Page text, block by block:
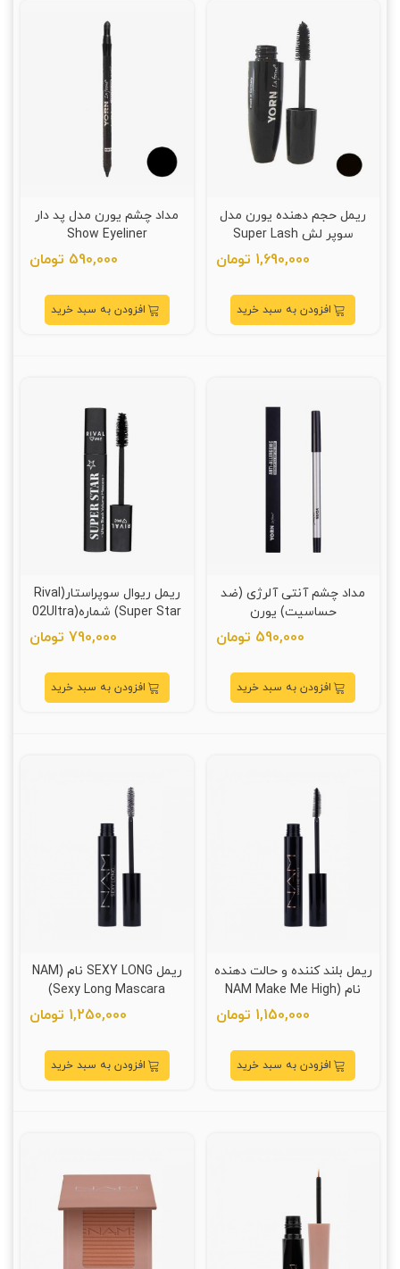
ریمل حجم دهنده یورن مدل
سوپر لش Super Lash
1,690,000 تومان
افزودن به سبد خرید
مداد چشم یورن مدل پد دار
Show Eyeliner
590,000 تومان
افزودن به سبد خرید
مداد چشم آنتی آلرژی (ضد
حساسیت) یورن
590,000 تومان
افزودن به سبد خرید
ریمل ریوال سوپراستار(Rival
Super Star) شماره(02Ultra
Black)
790,000 تومان
افزودن به سبد خرید
ریمل بلند کننده و حالت دهنده
نام (NAM Make Me High
Mascara)
1,150,000 تومان
افزودن به سبد خرید
ریمل SEXY LONG نام (NAM
Sexy Long Mascara)
1,250,000 تومان
افزودن به سبد خرید